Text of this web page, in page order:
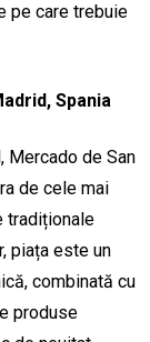
pe care trebuie
Spania
Mercado de San
de cele mai
tradiționale
piața este un
combinată cu
produse